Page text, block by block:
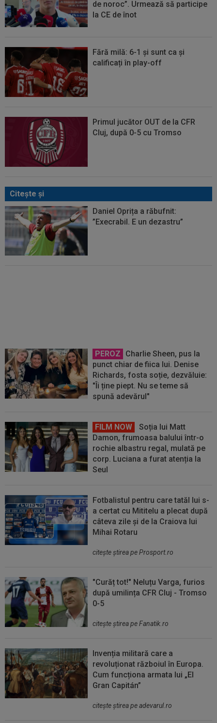
de noroc”. Urmează să participe
la CE de înot
Fără milă: 6-1 și sunt ca și
calificați în play-off
Primul jucător OUT de la CFR
Cluj, după 0-5 cu Tromso
Citeşte şi
Daniel Oprița a răbufnit:
”Execrabil. E un dezastru”
PEROZ
Charlie Sheen, pus la
punct chiar de fiica lui. Denise
Richards, fosta soție, dezvăluie:
"Îi ține piept. Nu se teme să
spună adevărul"
FILM NOW
Soția lui Matt
Damon, frumoasa balului într-o
rochie albastru regal, mulată pe
corp. Luciana a furat atenția la
Seul
Fotbalistul pentru care tatăl lui s-
a certat cu Mititelu a plecat după
câteva zile și de la Craiova lui
Mihai Rotaru
citeşte ştirea pe Prosport.ro
"Curăț tot!" Neluțu Varga, furios
după umilința CFR Cluj - Tromso
0-5
citeşte ştirea pe Fanatik.ro
Invenția militară care a
revoluționat războiul în Europa.
Cum funcționa armata lui „El
Gran Capitán”
citeşte ştirea pe adevarul.ro